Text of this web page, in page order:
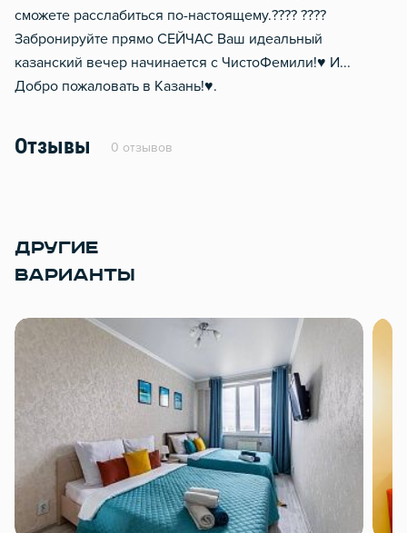
сможете расслабиться по-настоящему.???? ????
Забронируйте прямо СЕЙЧАС Ваш идеальный
казанский вечер начинается с ЧистоФемили!♥️ И...
Добро пожаловать в Казань!♥️.
Отзывы 0 отзывов
ДРУГИЕ
ВАРИАНТЫ